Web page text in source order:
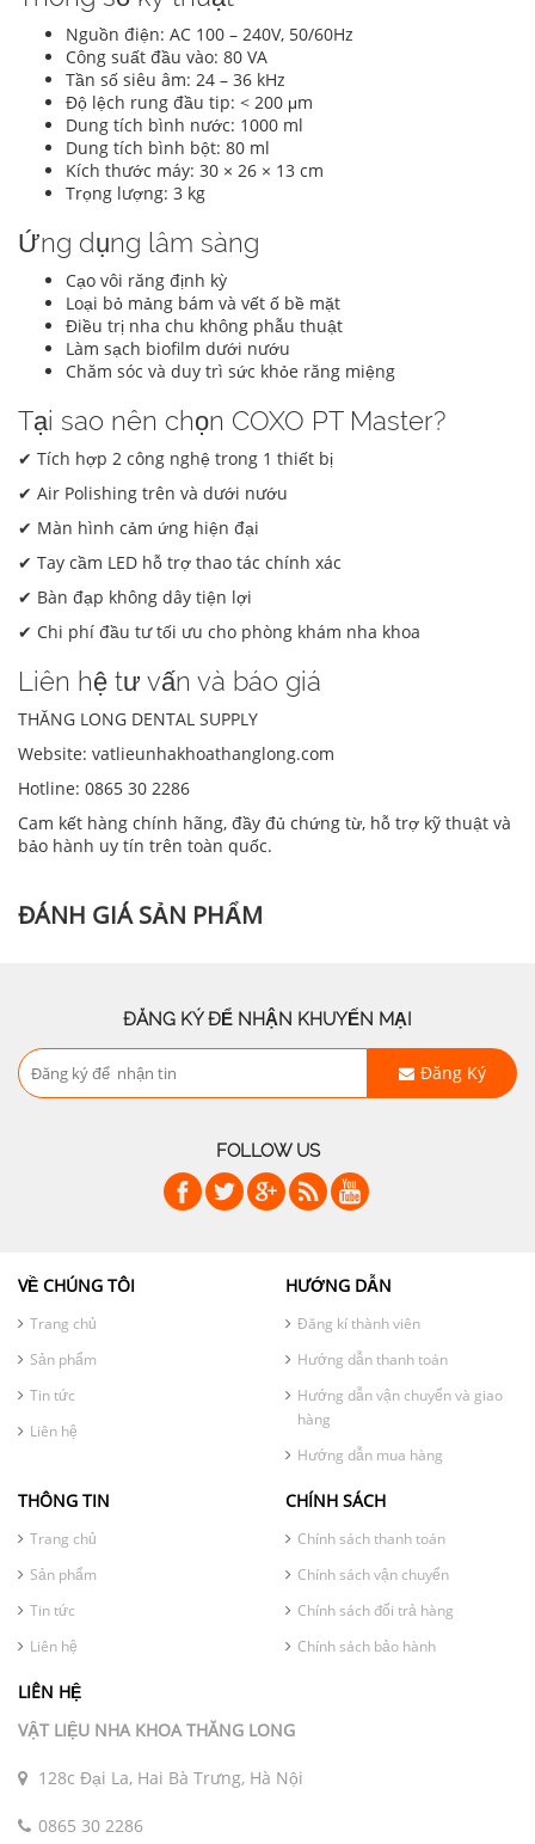
Nguồn điện: AC 100 – 240V, 50/60Hz
Công suất đầu vào: 80 VA
Tần số siêu âm: 24 – 36 kHz
Độ lệch rung đầu tip: < 200 μm
Dung tích bình nước: 1000 ml
Dung tích bình bột: 80 ml
Kích thước máy: 30 × 26 × 13 cm
Trọng lượng: 3 kg
Ứng dụng lâm sàng
Cạo vôi răng định kỳ
Loại bỏ mảng bám và vết ố bề mặt
Điều trị nha chu không phẫu thuật
Làm sạch biofilm dưới nướu
Chăm sóc và duy trì sức khỏe răng miệng
Tại sao nên chọn COXO PT Master?
✔ Tích hợp 2 công nghệ trong 1 thiết bị
✔ Air Polishing trên và dưới nướu
✔ Màn hình cảm ứng hiện đại
✔ Tay cầm LED hỗ trợ thao tác chính xác
✔ Bàn đạp không dây tiện lợi
✔ Chi phí đầu tư tối ưu cho phòng khám nha khoa
Liên hệ tư vấn và báo giá
THĂNG LONG DENTAL SUPPLY
Website: vatlieunhakhoathanglong.com
Hotline: 0865 30 2286
Cam kết hàng chính hãng, đầy đủ chứng từ, hỗ trợ kỹ thuật và
bảo hành uy tín trên toàn quốc.
ĐÁNH GIÁ SẢN PHẨM
ĐĂNG KÝ ĐỂ NHẬN KHUYẾN MẠI
Đăng Ký
FOLLOW US
VỀ CHÚNG TÔI
Trang chủ
Sản phẩm
Tin tức
Liên hệ
HƯỚNG DẪN
Đăng kí thành viên
Hướng dẫn thanh toán
Hướng dẫn vận chuyển và giao
hàng
Hướng dẫn mua hàng
THÔNG TIN
Trang chủ
Sản phẩm
Tin tức
Liên hệ
CHÍNH SÁCH
Chính sách thanh toán
Chính sách vận chuyển
Chính sách đổi trả hàng
Chính sách bảo hành
LIÊN HỆ
VẬT LIỆU NHA KHOA THĂNG LONG
128c Đại La, Hai Bà Trưng, Hà Nội
0865 30 2286